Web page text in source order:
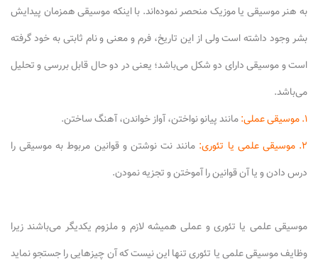
به هنر موسیقی یا موزیک منحصر نموده‌اند. با اینکه موسیقی همزمان پیدایش
بشر وجود داشته است ولی از این تاریخ، فرم و معنی و نام ثابتی به خود گرفته
است و موسیقی دارای دو شکل می‌باشد؛ یعنی در دو حال قابل بررسی و تحلیل
می‌باشد.
۱. موسیقی عملی:
مانند پیانو نواختن، آواز خواندن، آهنگ ساختن.
۲. موسیقی علمی یا تئوری:
مانند نت نوشتن و قوانین مربوط به موسیقی را
درس دادن و یا آن قوانین را آموختن و تجزیه نمودن.
موسیقی علمی یا تئوری و عملی همیشه لازم و ملزوم یکدیگر می‌باشند زیرا
وظایف موسیقی علمی یا تئوری تنها این نیست که آن چیزهایی را جستجو نماید